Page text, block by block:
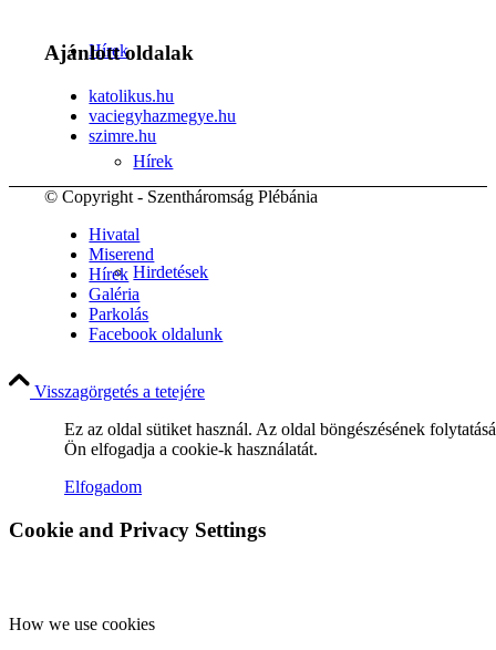
Hírek
Hírek
Hirdetések
FÉNY ÉS FORRÁS egyházközségünk lapja
Galéria
Ajánlott oldalak
katolikus.hu
vaciegyhazmegye.hu
szimre.hu
© Copyright - Szentháromság Plébánia
Hivatal
Miserend
Hírek
Galéria
Parkolás
Facebook oldalunk
Visszagörgetés a tetejére
Ez az oldal sütiket használ. Az oldal böngészésének
Ön elfogadja a cookie-k használatát.
Elfogadom
Cookie and Privacy Settings
How we use cookies